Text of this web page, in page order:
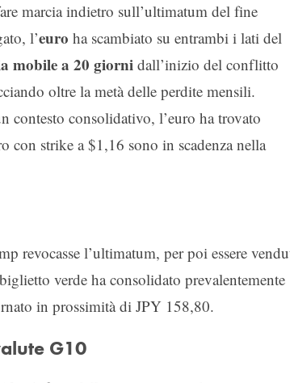
marcia indietro sull’ultimatum del fine
l’euro ha scambiato su entrambi i lati del
mobile a 20 giorni dall’inizio del conflitto
oltre la metà delle perdite mensili.
contesto consolidativo, l’euro ha trovato
strike a $1,16 sono in scadenza nella
revocasse l’ultimatum, per poi essere
verde ha consolidato prevalentemente
in prossimità di JPY 158,80.
G10